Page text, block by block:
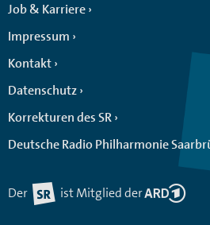
Job & Karriere
Impressum
Kontakt
Datenschutz
Korrekturen des SR
Deutsche Radio Philharmonie
Der ist Mitglied der